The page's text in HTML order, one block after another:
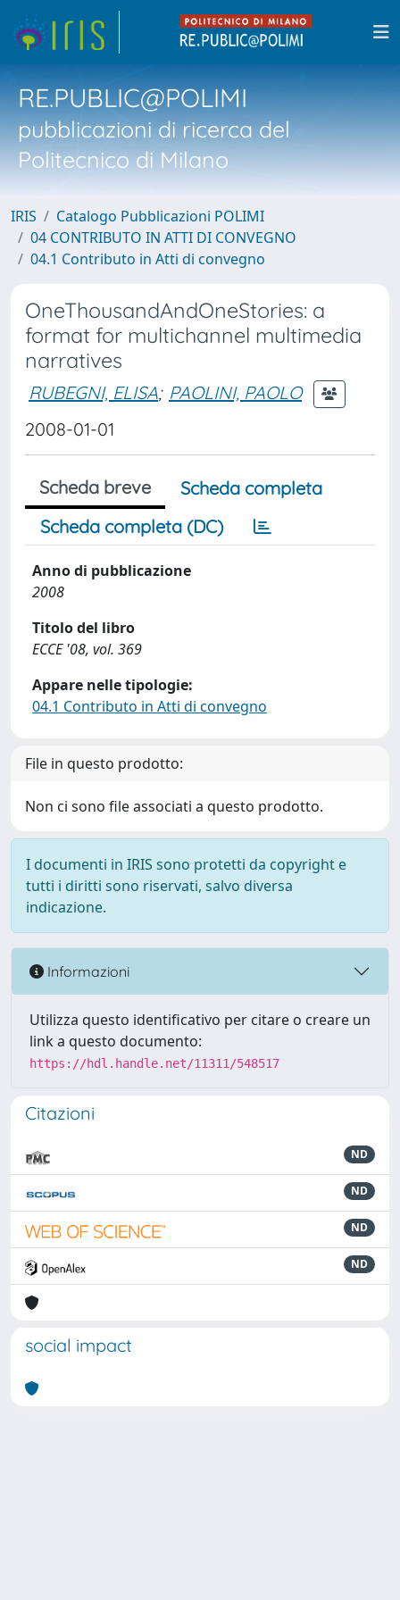
RE.PUBLIC@POLIMI
pubblicazioni di ricerca del
Politecnico di Milano
IRIS
Catalogo Pubblicazioni POLIMI
04 CONTRIBUTO IN ATTI DI CONVEGNO
04.1 Contributo in Atti di convegno
OneThousandAndOneStories: a
format for multichannel multimedia
narratives
RUBEGNI, ELISA; PAOLINI, PAOLO
2008-01-01
Scheda breve
Scheda completa
Scheda completa (DC)
Anno di pubblicazione
2008
Titolo del libro
ECCE '08, vol. 369
Appare nelle tipologie:
04.1 Contributo in Atti di convegno
File in questo prodotto:
Non ci sono file associati a questo prodotto.
I documenti in IRIS sono protetti da copyright e
tutti i diritti sono riservati, salvo diversa
indicazione.
Informazioni
Utilizza questo identificativo per citare o creare un
link a questo documento:
https://hdl.handle.net/11311/548517
Citazioni
ND
ND
ND
ND
social impact